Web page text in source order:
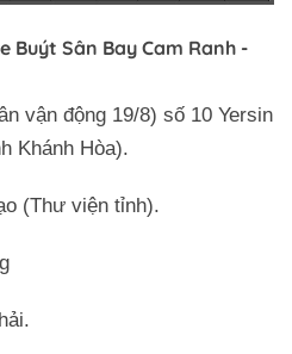
Buýt Sân Bay Cam Ranh -
vận động 19/8) số 10 Yersin
Khánh Hòa).
(Thư viện tỉnh).